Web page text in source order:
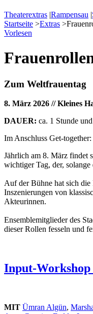
Theaterextras |Rampensau |
Startseite >Extras >
Vorlesen
Zum Weltfrauentag
8. März 2026 // Kleines
DAUER: ca. 1 Stunde
Im Anschluss Get-
Jährlich am 8. März findet
wichtiger Tag, der,
Auf der Bühne hat sich
Inszenierungen von
Akteurinnen.
Ensemblemitglieder des
dieser Rollen fesseln und
Input-Workshop
MIT Ümran Algün,